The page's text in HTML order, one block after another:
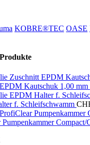
KOBRE®TEC OASE
Kautschuk 1,00 mm
f. Schleifschwamm
Compact/